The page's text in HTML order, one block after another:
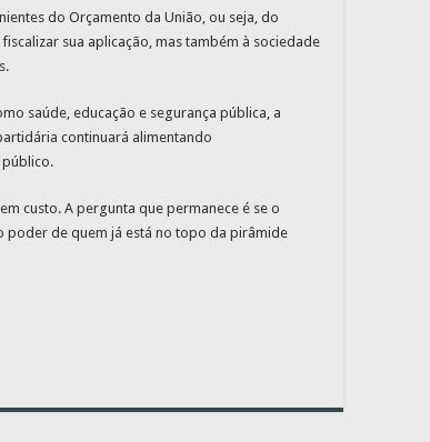
do Orçamento da União, ou seja, do
sua aplicação, mas também à sociedade
saúde, educação e segurança pública, a
continuará alimentando
custo. A pergunta que permanece é se o
de quem já está no topo da pirâmide